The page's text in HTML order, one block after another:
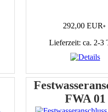
292,00 EUR*
Lieferzeit: ca. 2-3
FWA 01